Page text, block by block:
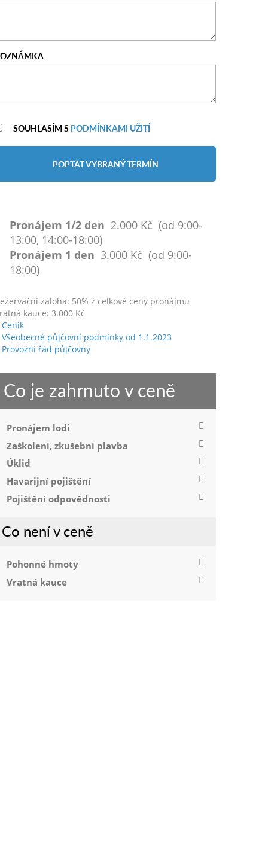
SOUHLASÍM S PODMÍNKAMI UŽITÍ
POPTAT VYBRANÝ TERMÍN
Pronájem 1/2 den 2.000 Kč (od 9:00-
13:00, 14:00-18:00)
Pronájem 1 den 3.000 Kč (od 9:00-
18:00)
záloha: 50% z celkové ceny pronájmu
kauce: 3.000 Kč
Ceník
Všeobecné půjčovní podmínky od 1.1.2023
Provozní řád půjčovny
Co je zahrnuto v ceně
Pronájem lodi
Zaškolení, zkušební plavba
Úklid
Havarijní pojištění
Pojištění odpovědnosti
Co není v ceně
Pohonné hmoty
Vratná kauce